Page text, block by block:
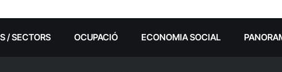
/ SECTORS OCUPACIÓ ECONOMIA SOCIAL